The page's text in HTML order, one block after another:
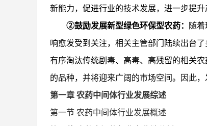
新能力，促进行业的技术发展，进一步提
②鼓励发展新型绿色环保型农药：
随
响愈发受到关注，相关主管部门陆续出台
有序淘汰传统剧毒、高毒、高残留的相关
的品种，并将迎来广阔的市场空间。因此
第一章 农药中间体行业发展综述
第一节 农药中间体行业发展概述